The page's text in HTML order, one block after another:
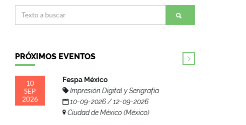
PRÓXIMOS EVENTOS
10
SEP
2026
Fespa México
Impresión Digital y Serigrafía
10-09-2026 / 12-09-2026
Ciudad de México (México)